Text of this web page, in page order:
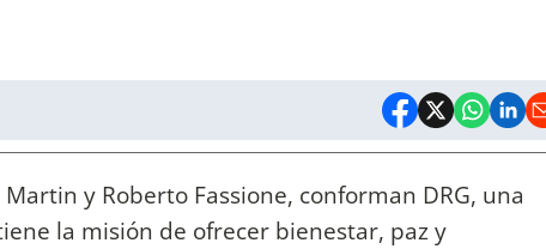
y Roberto Fassione, conforman DRG, una
la misión de ofrecer bienestar, paz y